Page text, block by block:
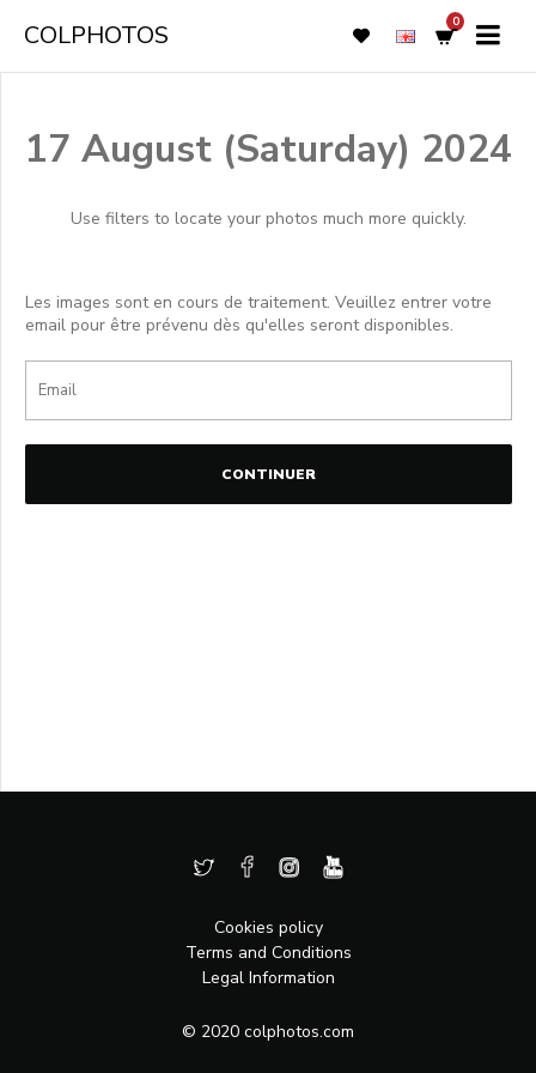
COLPHOTOS 0
17 August (Saturday) 2024
Use filters to locate your photos much more quickly.
Les images sont en cours de traitement. Veuillez entrer votre
email pour être prévenu dès qu'elles seront disponibles.
CONTINUER
Cookies policy
Terms and Conditions
Legal Information
© 2020 colphotos.com